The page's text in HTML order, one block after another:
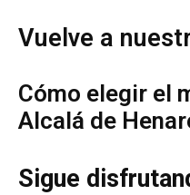
Vuelve a
Cómo elegir el
Alcalá de
Sigue